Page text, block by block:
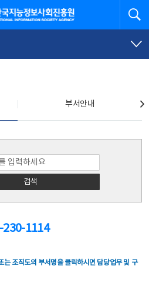
사회진흥원
부서안내
검색
230-1114
는 조직도의 부서명을 클릭하시면 담당업무 및 구